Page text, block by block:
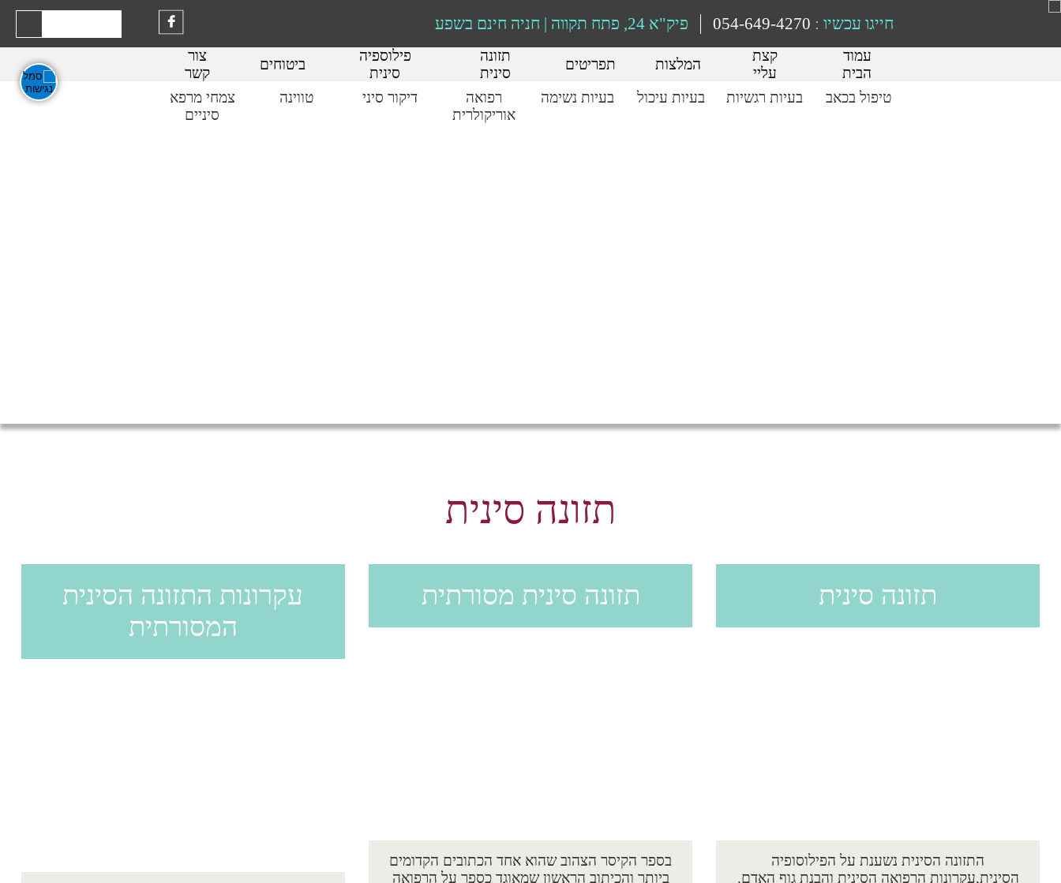
חייגו עכשיו : 054-649-4270 פיק"א 24, פתח תקווה | חניה חינם בשפע
עמוד
הבית
קצת
עליי
המלצות תפריטים
תזונה
סינית
פילוספיה
סינית
ביטוחים
צור
קשר
טיפול בכאב
בעיות רגשיות בעיות עיכול בעיות נשימה
רפואה
אוריקולרית
דיקור סיני טווינה
צמחי מרפא
סיניים
תזונה סינית
תזונה סינית
התזונה הסינית נשענת על הפילוסופיה
הסינית,עקרונות הרפואה הסינית והבנת גוף האדם.
תזונה סינית מסורתית
בספר הקיסר הצהוב שהוא אחד הכתובים הקדומים
ביותר והכיתוב הראשון שמאוגד כספר על הרפואה
עקרונות התזונה הסינית
המסורתית